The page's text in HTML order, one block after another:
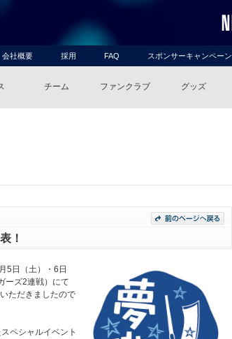
スポンサーキャンペーン
FAQ
採用
会社概要
グッズ
ファンクラブ
チーム
！
5日（土）・6日
ーズ2連戦）にて
ただきましたので
ペシャルイベント